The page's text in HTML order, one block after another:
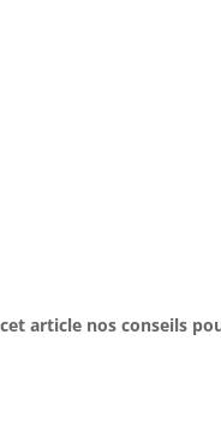
article nos conseils